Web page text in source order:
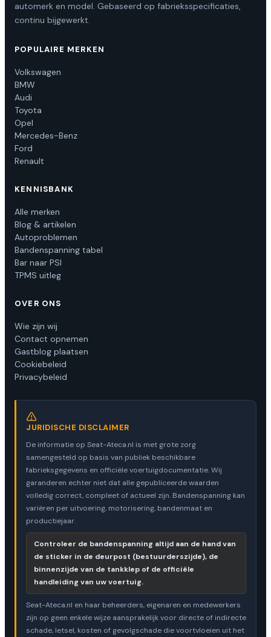
automerk en model. Gebaseerd op fabrieksspecificaties,
continu bijgewerkt.
POPULAIRE MERKEN
Volkswagen
BMW
Audi
Toyota
Opel
Mercedes-Benz
Ford
Renault
KENNISBANK
Alle merken
Blog & artikelen
Autoproblemen
Bandenspanning tabel
Bar naar PSI
TPMS uitleg
OVER ONS
Wie zijn wij
Contact opnemen
Gastblog plaatsen
Cookiebeleid
Privacybeleid
JURIDISCHE DISCLAIMER
De informatie op Seat-Ateca.nl is met grote zorg
samengesteld op basis van publiek beschikbare
fabrieksgegevens en officiële voertuigdocumentatie. Wij
garanderen echter niet dat alle gepubliceerde waarden
volledig correct, compleet of actueel zijn. Bandenspanning kan
variëren per uitvoering, motorisering, bandenmaat en
productiejaar.
Controleer de bandenspanning altijd aan de hand van
de sticker in de deurpost (bestuurderszijde), de
binnenzijde van de tankklep of de officiële
handleiding van uw voertuig.
Seat-Ateca.nl en haar beheerders, eigenaren en medewerkers
zijn op geen enkele wijze aansprakelijk voor directe of indirecte
schade, letsel, kosten of gevolgschade die voortvloeien uit het